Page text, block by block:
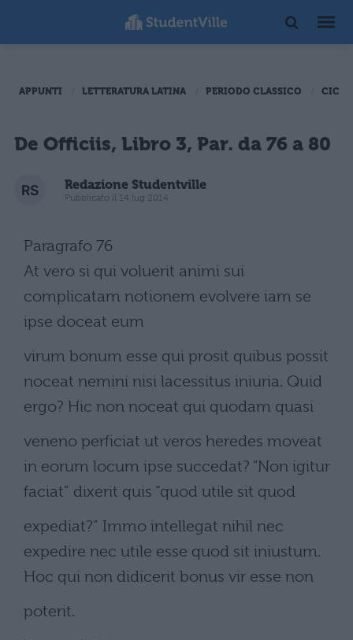
APPUNTI LETTERATURA LATINA PERIODO CLASSICO
De Officiis, Libro 3, Par. da 76 a 80
Redazione Studentville
Pubblicato il 14 lug 2014
Paragrafo 76
At vero si qui voluerit animi sui
complicatam notionem evolvere iam se
ipse doceat eum
virum bonum esse qui prosit quibus possit
noceat nemini nisi lacessitus iniuria. Quid
ergo? Hic non noceat qui quodam quasi
veneno perficiat ut veros heredes moveat
in eorum locum ipse succedat? “Non igitur
faciat” dixerit quis “quod utile sit quod
expediat?” Immo intellegat nihil nec
expedire nec utile esse quod sit iniustum.
Hoc qui non didicerit bonus vir esse non
poterit.